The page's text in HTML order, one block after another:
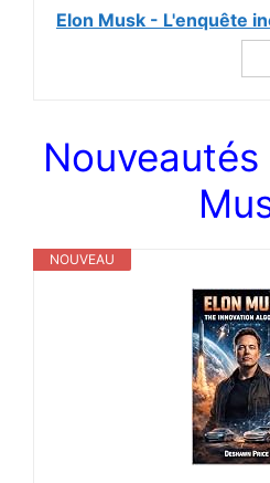
Elon Musk - L'enquête
Nouveautés
NOUVEAU